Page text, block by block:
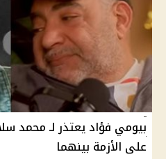
بيومي فؤاد يعتذر لـ محمد
على الأزمة بينهما